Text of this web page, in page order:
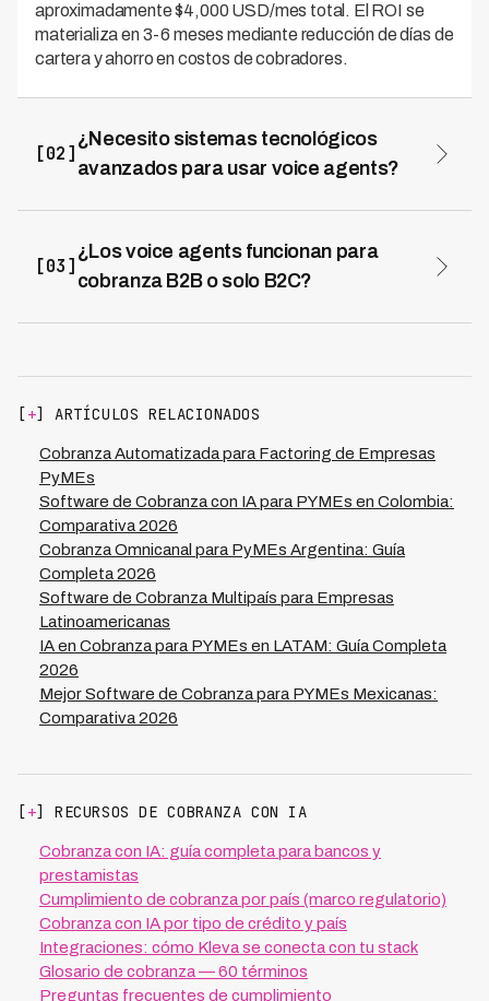
aproximadamente $4,000 USD/mes total. El ROI se
materializa en 3-6 meses mediante reducción de días de
cartera y ahorro en costos de cobradores.
[02]
¿Necesito sistemas tecnológicos
avanzados para usar voice agents?
permiten carga manual de datos y descarga de
resultados sin integraciones complejas. Conforme
creces, puedes agregar integraciones con CRM o ERP,
[03]
¿Los voice agents funcionan para
cobranza B2B o solo B2C?
pago los hace ideales para distribuidoras, mayoristas y
proveedores de servicios. Kleva mantiene 73% de tasa
de éxito en contextos tanto B2B como B2C en 7 países
de LATAM.
[+] ARTÍCULOS RELACIONADOS
Cobranza Automatizada para Factoring de Empresas
PyMEs
Software de Cobranza con IA para PYMEs en Colombia:
Comparativa 2026
Cobranza Omnicanal para PyMEs Argentina: Guía
Completa 2026
Software de Cobranza Multipaís para Empresas
Latinoamericanas
IA en Cobranza para PYMEs en LATAM: Guía Completa
2026
Mejor Software de Cobranza para PYMEs Mexicanas:
Comparativa 2026
[+] RECURSOS DE COBRANZA CON IA
Cobranza con IA: guía completa para bancos y
prestamistas
Cumplimiento de cobranza por país (marco regulatorio)
Cobranza con IA por tipo de crédito y país
Integraciones: cómo Kleva se conecta con tu stack
Glosario de cobranza — 60 términos
Preguntas frecuentes de cumplimiento